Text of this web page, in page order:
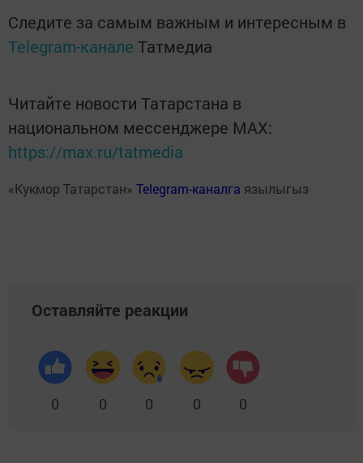
Следите за самым важным и интересным в
Telegram-канале Татмедиа
Читайте новости Татарстана в
национальном мессенджере MАХ:
https://max.ru/tatmedia
«Кукмор Татарстан» Telegram-каналга язылыгыз
Оставляйте реакции
0 0 0 0 0